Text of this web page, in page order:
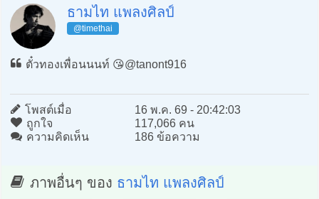
ธามไท แพลงศิลป์
@timethai
ตั๋วทองเพื่อนนนท์ 😘@tanont916
โพสต์เมื่อ
16 พ.ค. 69 - 20:42:03
ถูกใจ
117,066 คน
ความคิดเห็น
186 ข้อความ
ภาพอื่นๆ ของ ธามไท แพลงศิลป์